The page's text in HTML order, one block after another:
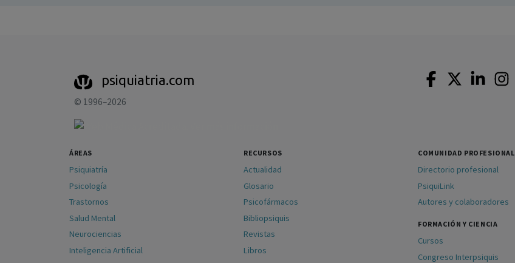
psiquiatria.com
© 1996–2026
ÁREAS
Psiquiatría
Psicología
Trastornos
Salud Mental
Neurociencias
Inteligencia Artificial
RECURSOS
Actualidad
Glosario
Psicofármacos
Bibliopsiquis
Revistas
Libros
COMUNIDAD PROFESIONAL
Directorio profesional
PsiquiLink
Autores y colaboradores
FORMACIÓN Y CIENCIA
Cursos
Congreso Interpsiquis